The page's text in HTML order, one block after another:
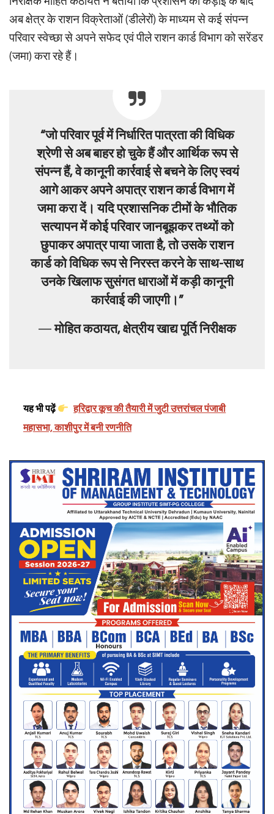
अब क्षेत्र के राशन विक्रेताओं (डीलेरों) के माध्यम से कई संपन्न
परिवार स्वेच्छा से अपने सफेद एवं पीले राशन कार्ड विभाग को सरेंडर
(जमा) करा रहे हैं।
“जो परिवार पूर्व में निर्धारित पात्रता की विधिक
श्रेणी से अब बाहर हो चुके हैं और आर्थिक रूप से
संपन्न हैं, वे कानूनी कार्रवाई से बचने के लिए स्वयं
आगे आकर अपने अपात्र राशन कार्ड विभाग में
जमा करा दें। यदि प्रशासनिक टीमों के भौतिक
सत्यापन में कोई परिवार जानबूझकर तथ्यों को
छुपाकर अपात्र पाया जाता है, तो उसके राशन
कार्ड को विधिक रूप से निरस्त करने के साथ-साथ
उनके खिलाफ सुसंगत धाराओं में कड़ी कानूनी
कार्रवाई की जाएगी।”
—मोहित कठायत, क्षेत्रीय खाद्य पूर्ति निरीक्षक
यह भी पढ़ें
हरिद्वार कूच की तैयारी में जुटी उत्तरांचल पंजाबी
महासभा, काशीपुर में बनी रणनीति